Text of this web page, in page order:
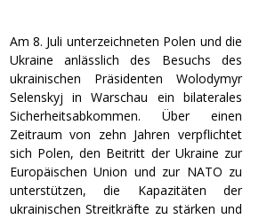
Am 8. Juli unterzeichneten Polen und die
Ukraine anlässlich des Besuchs des
ukrainischen Präsidenten Wolodymyr
Selenskyj in Warschau ein bilaterales
Sicherheitsabkommen. Über einen
Zeitraum von zehn Jahren verpflichtet
sich Polen, den Beitritt der Ukraine zur
Europäischen Union und zur NATO zu
unterstützen, die Kapazitäten der
ukrainischen Streitkräfte zu stärken und